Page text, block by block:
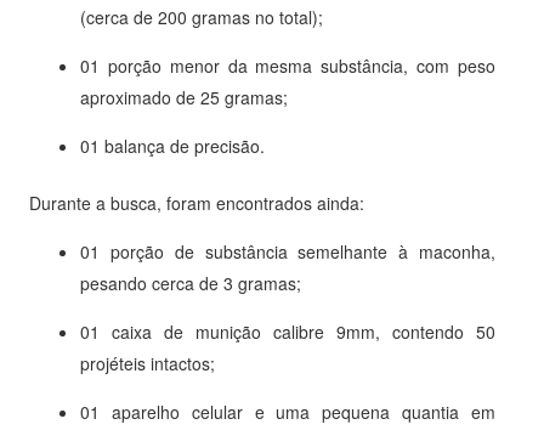
(cerca de 200 gramas no total);
01 porção menor da mesma substância, com peso
aproximado de 25 gramas;
01 balança de precisão.
Durante a busca, foram encontrados ainda:
01 porção de substância semelhante à maconha,
pesando cerca de 3 gramas;
01 caixa de munição calibre 9mm, contendo 50
projéteis intactos;
01 aparelho celular e uma pequena quantia em